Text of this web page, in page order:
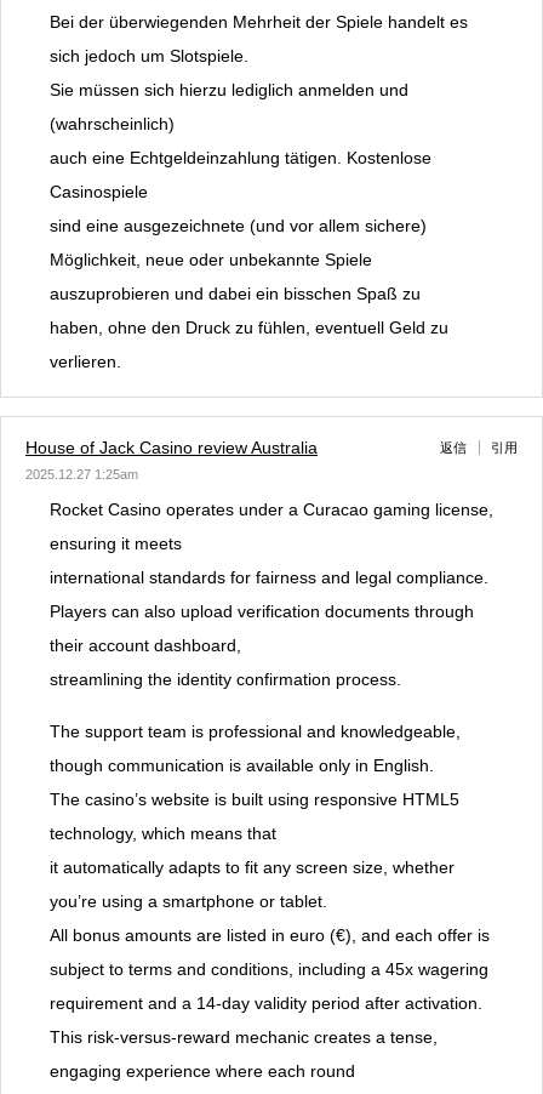
Bei der überwiegenden Mehrheit der Spiele handelt es
sich jedoch um Slotspiele.
Sie müssen sich hierzu lediglich anmelden und
(wahrscheinlich)
auch eine Echtgeldeinzahlung tätigen. Kostenlose
Casinospiele
sind eine ausgezeichnete (und vor allem sichere)
Möglichkeit, neue oder unbekannte Spiele
auszuprobieren und dabei ein bisschen Spaß zu
haben, ohne den Druck zu fühlen, eventuell Geld zu
verlieren.
House of Jack Casino review Australia
2025.12.27 1:25am
返信 引用
Rocket Casino operates under a Curacao gaming license,
ensuring it meets
international standards for fairness and legal compliance.
Players can also upload verification documents through
their account dashboard,
streamlining the identity confirmation process.
The support team is professional and knowledgeable,
though communication is available only in English.
The casino’s website is built using responsive HTML5
technology, which means that
it automatically adapts to fit any screen size, whether
you’re using a smartphone or tablet.
All bonus amounts are listed in euro (€), and each offer is
subject to terms and conditions, including a 45x wagering
requirement and a 14-day validity period after activation.
This risk-versus-reward mechanic creates a tense,
engaging experience where each round